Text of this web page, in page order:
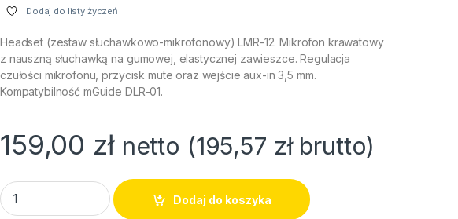
Dodaj do listy życzeń
Headset (zestaw słuchawkowo-mikrofonowy) LMR-12. Mikrofon krawatowy
z nauszną słuchawką na gumowej, elastycznej zawieszce. Regulacja
czułości mikrofonu, przycisk mute oraz wejście aux-in 3,5 mm.
Kompatybilność mGuide DLR-01.
159,00 zł netto (195,57 złbrutto)
Headset (zestaw słuchawkowo-mikrofonowy) LMR-12 quantity
Dodaj do koszyka